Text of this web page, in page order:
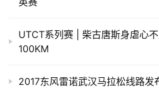
UTCT系列赛 | 柴古唐斯身虐心
100KM
2017东风雷诺武汉马拉松线路发